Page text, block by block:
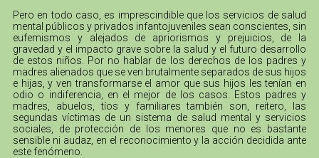
Pero en todo caso, es imprescindible que los servicios de salud
mental públicos y privados infantojuveniles sean conscientes, sin
eufemismos y alejados de apriorismos y prejuicios, de la
gravedad y el impacto grave sobre la salud y el futuro desarrollo
de estos niños. Por no hablar de los derechos de los padres y
madres alienados que se ven brutalmente separados de sus hijos
e hijas, y ven transformarse el amor que sus hijos les tenían en
odio o indiferencia, en el mejor de los casos. Estos padres y
madres, abuelos, tíos y familiares también son, reitero, las
segundas víctimas de un sistema de salud mental y servicios
sociales, de protección de los menores que no es bastante
sensible ni audaz, en el reconocimiento y la acción decidida ante
este fenómeno.